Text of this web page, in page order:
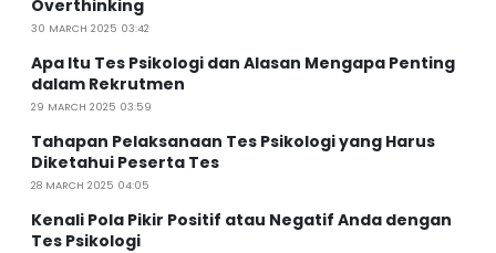
Overthinking
30 MARCH 2025 03:42
Apa Itu Tes Psikologi dan Alasan Mengapa Penting
dalam Rekrutmen
29 MARCH 2025 03:59
Tahapan Pelaksanaan Tes Psikologi yang Harus
Diketahui Peserta Tes
28 MARCH 2025 04:05
Kenali Pola Pikir Positif atau Negatif Anda dengan
Tes Psikologi